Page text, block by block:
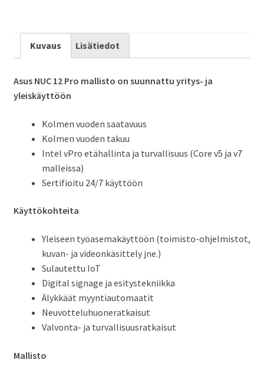
Mini
Kuvaus Lisätiedot
Asus NUC 12 Pro mallisto on suunnattu yritys- ja
yleiskäyttöön
Kolmen vuoden saatavuus
Kolmen vuoden takuu
Intel vPro etähallinta ja turvallisuus (Core v5 ja v7
malleissa)
Sertifioitu 24/7 käyttöön
Käyttökohteita
Yleiseen työasemakäyttöön (toimisto-ohjelmistot,
kuvan- ja videonkäsittely jne.)
Sulautettu IoT
Digital signage ja esitystekniikka
Älykkäät myyntiautomaatit
Neuvotteluhuoneratkaisut
Valvonta- ja turvallisuusratkaisut
Mallisto